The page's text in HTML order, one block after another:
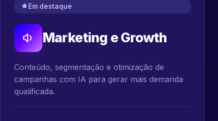
Em destaque
Marketing e Growth
Conteúdo, segmentação e otimização de
campanhas com IA para gerar mais demanda
qualificada.